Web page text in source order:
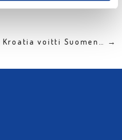
Kroatia voitti Suomen… →